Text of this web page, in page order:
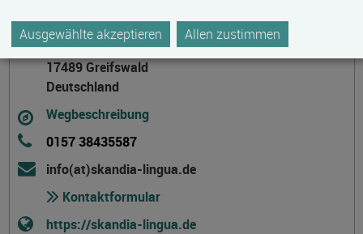
Sprachschule für Nordeuropa
Feldstraße 9
17489 Greifswald
Deutschland
Wegbeschreibung
0157 38435587
info(at)skandia-lingua.de
Kontaktformular
https://skandia-lingua.de
Ausgewählte akzeptieren Allen zustimmen